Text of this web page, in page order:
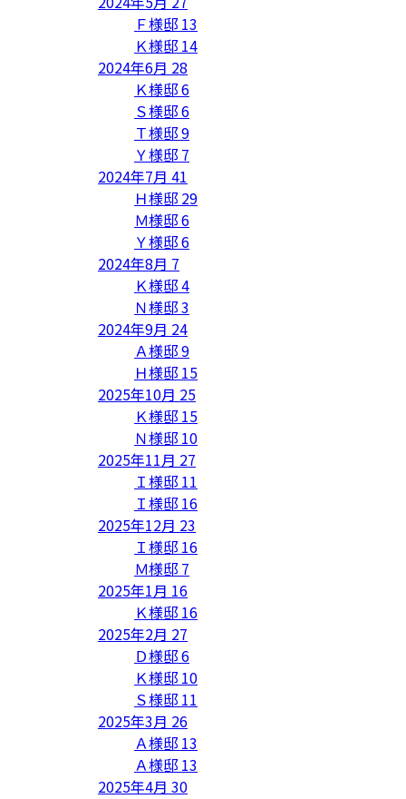
Ｆ様邸 13
Ｋ様邸 14
2024年6月 28
Ｋ様邸6
Ｓ様邸6
Ｔ様邸9
Ｙ様邸 7
2024年7月 41
Ｈ様邸 29
Ｍ様邸6
Ｙ様邸6
2024年8月 7
Ｋ様邸4
Ｎ様邸3
2024年9月 24
Ａ様邸9
Ｈ様邸 15
2025年10月 25
Ｋ様邸 15
Ｎ様邸 10
2025年11月 27
Ｉ様邸 11
Ｉ様邸 16
2025年12月 23
Ｉ様邸 16
Ｍ様邸 7
2025年1月 16
Ｋ様邸 16
2025年2月 27
Ｄ様邸6
Ｋ様邸 10
Ｓ様邸 11
2025年3月 26
Ａ様邸 13
Ａ様邸 13
2025年4月 30